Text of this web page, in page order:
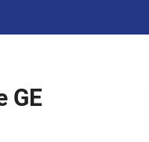
GE